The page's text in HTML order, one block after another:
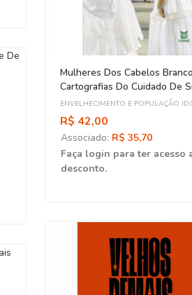
Mulheres Dos Cabelos
Cartografias Do Cuidado De
Mundo Do Samba
ENVELHECIMENTO E POPULAÇÃO
R$ 42,00
Associado: R$ 35,70
Faça login para ter acesso
desconto.